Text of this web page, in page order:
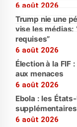
6 août 2026
Trump nie une
vise les médias:
requises”
6 août 2026
Élection à la FIF
aux menaces
6 août 2026
Ebola : les
6 août 2026